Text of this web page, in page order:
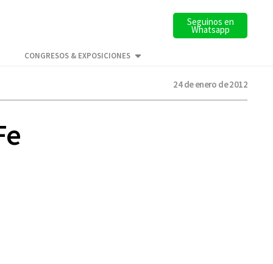
Seguinos en
Whatsapp
CONGRESOS & EXPOSICIONES
24 de enero de 2012